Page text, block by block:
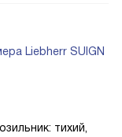
Liebherr SUIGN
тихий,